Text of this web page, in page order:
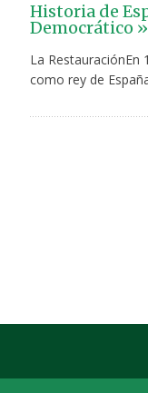
Historia de
Democrático »
La RestauraciónEn
como rey de